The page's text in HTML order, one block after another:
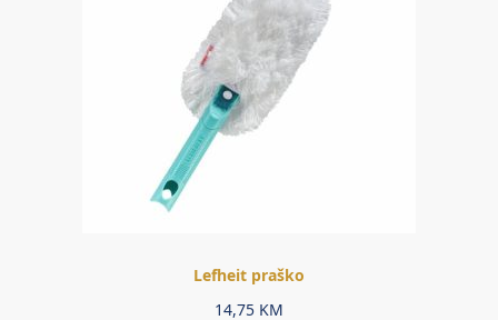
Lefheit praško
14,75 KM